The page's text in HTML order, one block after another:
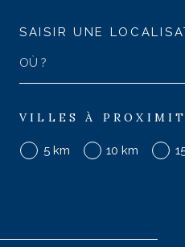
SAISIR UNE
VILLES À
5 km 10 km